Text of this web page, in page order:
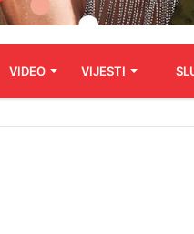
VIDEO VIJESTI